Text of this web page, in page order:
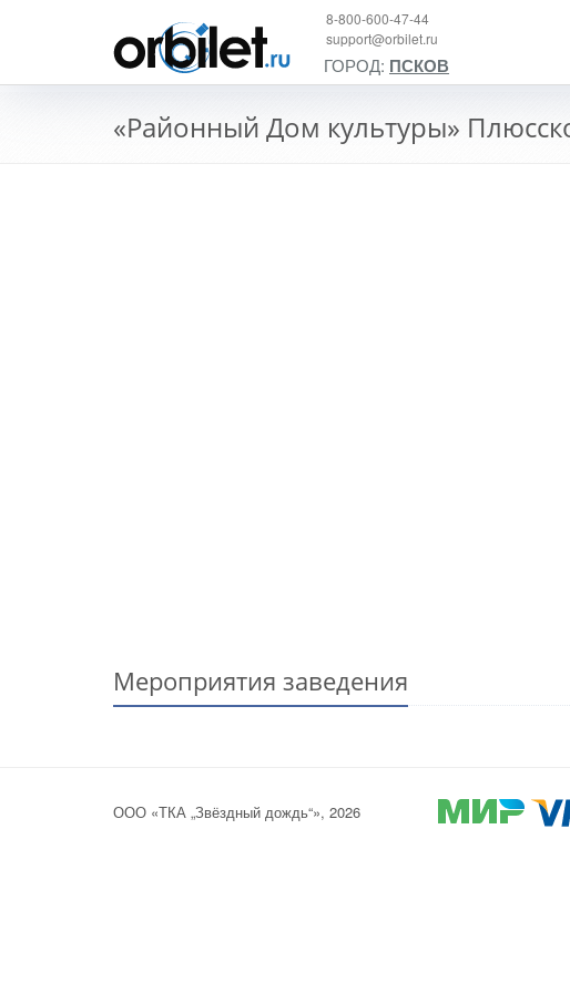
8-800-600-47-44
support@orbilet.ru
ГОРОД: ПСКОВ
«Районный Дом культуры»
Мероприятия заведения
ООО «ТКА „Звёздный дождь“», 2026